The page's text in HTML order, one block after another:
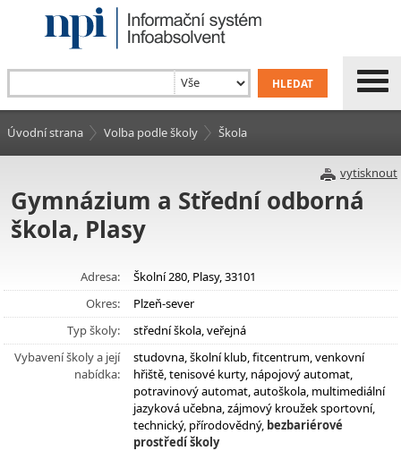
Úvodní strana Volba podle školy Škola
vytisknout
Gymnázium a Střední odborná
škola, Plasy
Adresa:
Školní 280, Plasy, 33101
Okres:
Plzeň-sever
Typ školy:
střední škola, veřejná
Vybavení školy a její
nabídka:
studovna, školní klub, fitcentrum, venkovní
hřiště, tenisové kurty, nápojový automat,
potravinový automat, autoškola, multimediální
jazyková učebna, zájmový kroužek sportovní,
technický, přírodovědný, bezbariérové
prostředí školy